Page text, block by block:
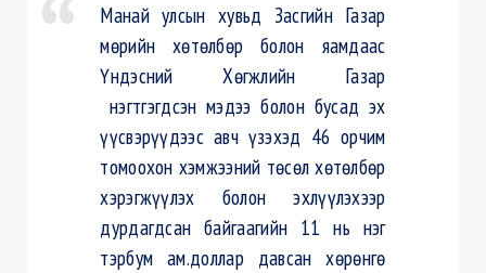
Манай улсын хувьд Засгийн Газар
мөрийн хөтөлбөр болон яамдаас
Үндэсний Хөгжлийн Газар
нэгтгэгдсэн мэдээ болон бусад эх
үүсвэрүүдээс авч үзэхэд 46 орчим
томоохон хэмжээний төсөл хөтөлбөр
хэрэгжүүлэх болон эхлүүлэхээр
дурдагдсан байгаагийн 11 нь нэг
тэрбум ам.доллар давсан хөрөнгө